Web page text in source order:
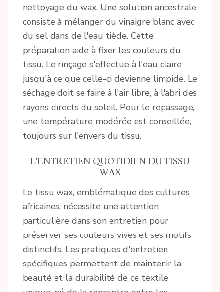
nettoyage du wax. Une solution ancestrale
consiste à mélanger du vinaigre blanc avec
du sel dans de l'eau tiède. Cette
préparation aide à fixer les couleurs du
tissu. Le rinçage s'effectue à l'eau claire
jusqu'à ce que celle-ci devienne limpide. Le
séchage doit se faire à l'air libre, à l'abri des
rayons directs du soleil. Pour le repassage,
une température modérée est conseillée,
toujours sur l'envers du tissu.
L'ENTRETIEN QUOTIDIEN DU TISSU
WAX
Le tissu wax, emblématique des cultures
africaines, nécessite une attention
particulière dans son entretien pour
préserver ses couleurs vives et ses motifs
distinctifs. Les pratiques d'entretien
spécifiques permettent de maintenir la
beauté et la durabilité de ce textile